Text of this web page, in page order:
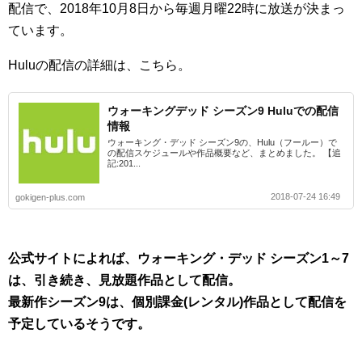
配信で、2018年10月8日から毎週月曜22時に放送が決まっ
ています。
Huluの配信の詳細は、こちら。
ウォーキングデッド シーズン9 Huluでの配信
情報
ウォーキング・デッド シーズン9の、Hulu（フールー）で
の配信スケジュールや作品概要など、まとめました。 【追
記:201...
gokigen-plus.com 2018-07-24 16:49
公式サイトによれば、ウォーキング・デッド シーズン1～7
は、引き続き、見放題作品として配信。
最新作シーズン9は、個別課金(レンタル)作品として配信を
予定しているそうです。